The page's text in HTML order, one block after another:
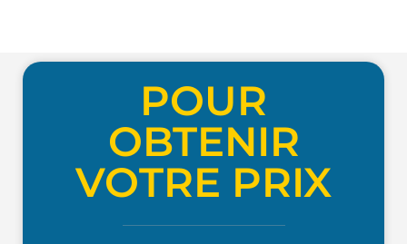
POUR
OBTENIR
VOTRE PRIX